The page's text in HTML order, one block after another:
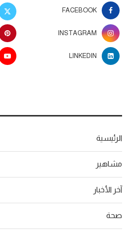
FACEBOOK
INSTAGRAM
LINKEDIN
الرئيسية
مشاهير
آخر الأخبار
صحة